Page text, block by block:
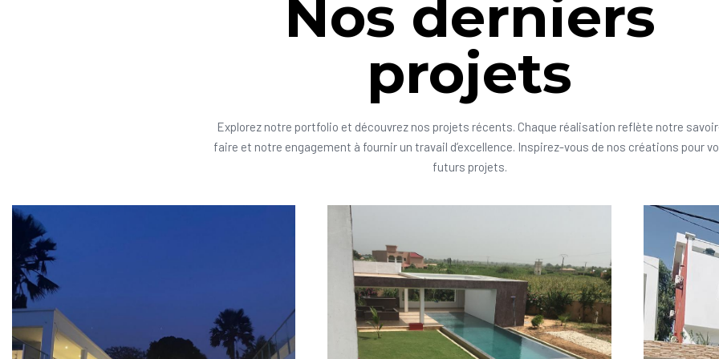
Nos derniers
projets
Explorez notre portfolio et découvrez nos projets récents. Chaque réalisation reflète notre
faire et notre engagement à fournir un travail d’excellence. Inspirez-vous de nos créations pour
futurs projets.